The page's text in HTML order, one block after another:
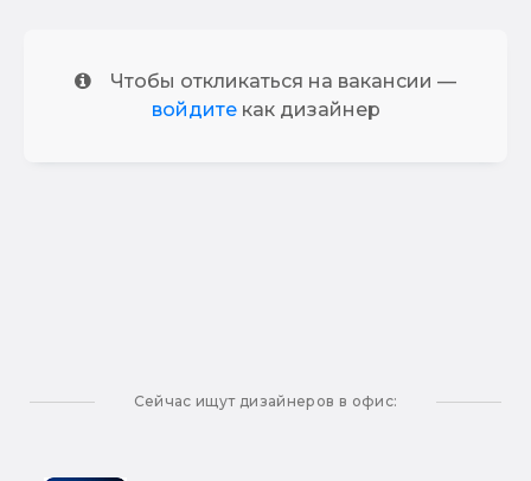
Чтобы откликаться на вакансии —
войдитекак дизайнер
Сейчас ищут дизайнеров в офис: